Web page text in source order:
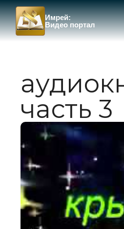
Имрей:
Видео портал
часть 3